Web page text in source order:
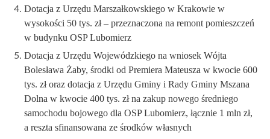
Dotacja z Urzędu Marszałkowskiego w Krakowie w
wysokości 50 tys. zł – przeznaczona na remont pomieszczeń
w budynku OSP Lubomierz
Dotacja z Urzędu Wojewódzkiego na wniosek Wójta
Bolesława Żaby, środki od Premiera Mateusza w kwocie 600
tys. zł oraz dotacja z Urzędu Gminy i Rady Gminy Mszana
Dolna w kwocie 400 tys. zł na zakup nowego średniego
samochodu bojowego dla OSP Lubomierz, łącznie 1 mln zł,
a reszta sfinansowana ze środków własnych